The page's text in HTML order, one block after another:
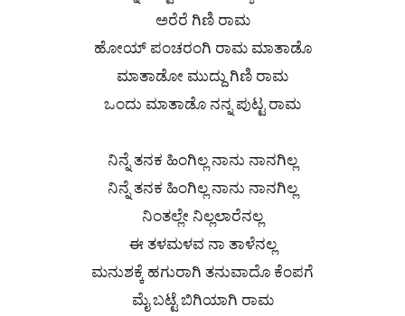
ಅರೆರೆ ಗಿಣಿ ರಾಮ
ಹೋಯ್ ಪಂಚರಂಗಿ ರಾಮ ಮಾತಾಡೊ
ಮಾತಾಡೋ ಮುದ್ದು ಗಿಣಿ ರಾಮ
ಒಂದು ಮಾತಾಡೊ ನನ್ನ ಪುಟ್ಟ ರಾಮ
ನಿನ್ನೆ ತನಕ ಹಿಂಗಿಲ್ಲ ನಾನು ನಾನಗಿಲ್ಲ
ನಿನ್ನೆ ತನಕ ಹಿಂಗಿಲ್ಲ ನಾನು ನಾನಗಿಲ್ಲ
ನಿಂತಲ್ಲೇ ನಿಲ್ಲಲಾರೆನಲ್ಲ
ಈ ತಳಮಳವ ನಾ ತಾಳೆನಲ್ಲ
ಮನುಶಕ್ಕೆ ಹಗುರಾಗಿ ತನುವಾದೊ ಕೆಂಪಗೆ
ಮೈ ಬಟ್ಟೆ ಬಿಗಿಯಾಗಿ ರಾಮ